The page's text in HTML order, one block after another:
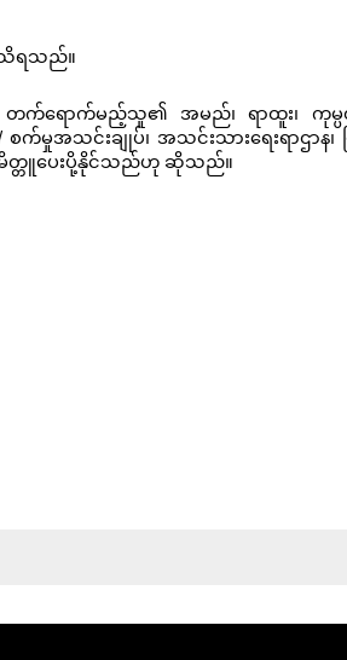
သိရသည်။
ြင့် တက်ရောက်မည့်သူ၏ အမည်၊ ရာထူး၊ ကုမ္
မှုအသင်းချုပ်၊ အသင်းသားရေးရာဌာန၊
သို့ မိတ္တူပေးပို့နိုင်သည်ဟု ဆိုသည်။